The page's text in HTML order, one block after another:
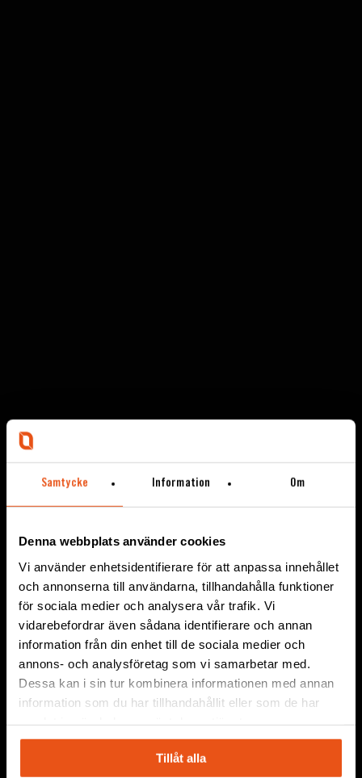
Samtycke Information Om
Denna webbplats använder cookies
Vi använder enhetsidentifierare för att anpassa innehållet
och annonserna till användarna, tillhandahålla funktioner
för sociala medier och analysera vår trafik. Vi
vidarebefordrar även sådana identifierare och annan
information från din enhet till de sociala medier och
annons- och analysföretag som vi samarbetar med.
Dessa kan i sin tur kombinera informationen med annan
information som du har tillhandahållit eller som de har
Tillåt alla
FMV RAMAVTAL:
SÄKERHETSMATERIEL
KLÄTTRING